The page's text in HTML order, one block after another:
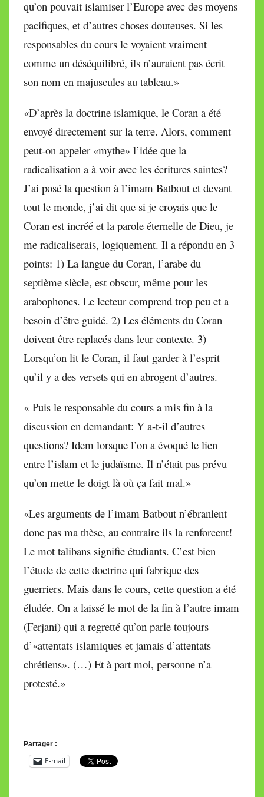
qu’on pouvait islamiser l’Europe avec des moyens
pacifiques, et d’autres choses douteuses. Si les
responsables du cours le voyaient vraiment
comme un déséquilibré, ils n’auraient pas écrit
son nom en majuscules au tableau.»
«D’après la doctrine islamique, le Coran a été
envoyé directement sur la terre. Alors, comment
peut-on appeler «mythe» l’idée que la
radicalisation a à voir avec les écritures saintes?
J’ai posé la question à l’imam Batbout et devant
tout le monde, j’ai dit que si je croyais que le
Coran est incréé et la parole éternelle de Dieu, je
me radicaliserais, logiquement. Il a répondu en 3
points: 1) La langue du Coran, l’arabe du
septième siècle, est obscur, même pour les
arabophones. Le lecteur comprend trop peu et a
besoin d’être guidé. 2) Les éléments du Coran
doivent être replacés dans leur contexte. 3)
Lorsqu’on lit le Coran, il faut garder à l’esprit
qu’il y a des versets qui en abrogent d’autres.
« Puis le responsable du cours a mis fin à la
discussion en demandant: Y a-t-il d’autres
questions? Idem lorsque l’on a évoqué le lien
entre l’islam et le judaïsme. Il n’était pas prévu
qu’on mette le doigt là où ça fait mal.»
«Les arguments de l’imam Batbout n’ébranlent
donc pas ma thèse, au contraire ils la renforcent!
Le mot talibans signifie étudiants. C’est bien
l’étude de cette doctrine qui fabrique des
guerriers. Mais dans le cours, cette question a été
éludée. On a laissé le mot de la fin à l’autre imam
(Ferjani) qui a regretté qu’on parle toujours
d’«attentats islamiques et jamais d’attentats
chrétiens». (…) Et à part moi, personne n’a
protesté.»
Partager :
E-mail